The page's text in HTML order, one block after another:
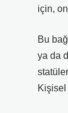
için,
Bu
ya da